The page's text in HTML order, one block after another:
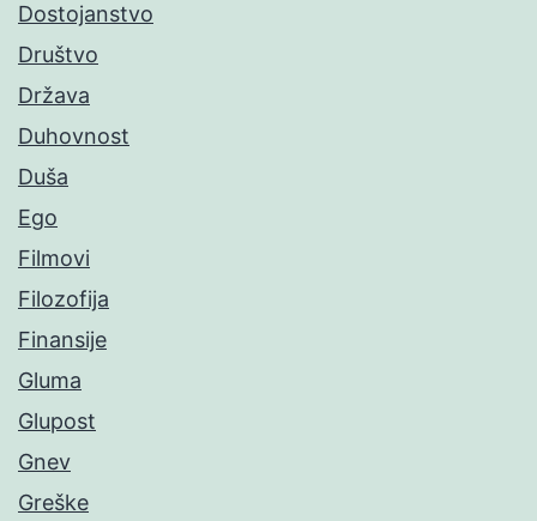
Dostojanstvo
Društvo
Država
Duhovnost
Duša
Ego
Filmovi
Filozofija
Finansije
Gluma
Glupost
Gnev
Greške